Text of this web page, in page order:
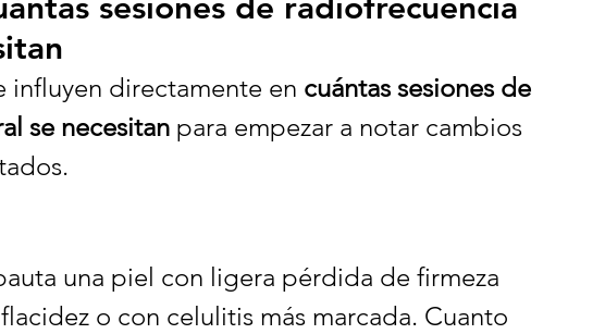
sesiones de radiofrecuencia
influyen directamente en cuántas sesiones de
se necesitan para empezar a notar cambios
una piel con ligera pérdida de firmeza
o con celulitis más marcada. Cuanto